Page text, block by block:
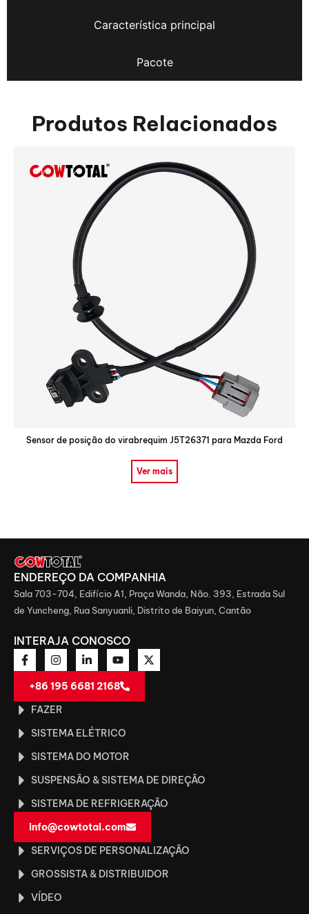
Característica principal
Pacote
Produtos Relacionados
Sensor de posição do virabrequim J5T26371 para Mazda Ford
Ver mais
ENDEREÇO ​​DA COMPANHIA
Sala 703-704, Edifício A1, Praça Wanda, Não. 393, Estrada Sul
de Yuncheng, Rua Sanyuanli, Distrito de Baiyun, Cantão
INTERAJA CONOSCO
+86 195 6681 2168
FAZER
SISTEMA ELÉTRICO
SISTEMA DO MOTOR
SUSPENSÃO & SISTEMA DE DIREÇÃO
SISTEMA DE REFRIGERAÇÃO
info@cowtotal.com
SERVIÇOS DE PERSONALIZAÇÃO
GROSSISTA & DISTRIBUIDOR
VÍDEO